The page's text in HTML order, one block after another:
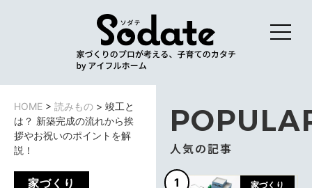
HOME > 読みもの > 竣工と
は？ 新築完成の流れから挨
拶やお祝いのポイントを解
説！
家づくり
人気の記事
1 家づくり